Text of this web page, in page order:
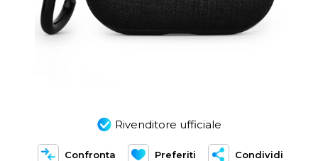
Rivenditore ufficiale
Confronta Preferiti Condividi